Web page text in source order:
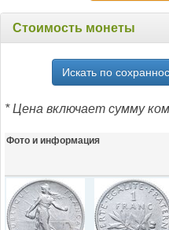
Стоимость монеты
Искать по
* Цена включает сумму
Фото и информация